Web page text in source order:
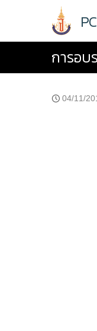
การอ
04/11/